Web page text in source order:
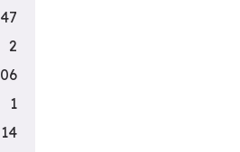
2
1
14